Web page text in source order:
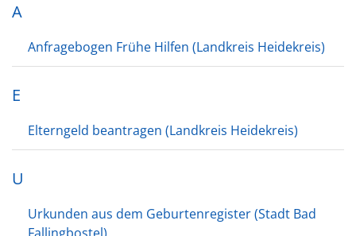
A
Anfragebogen Frühe Hilfen (Landkreis Heidekreis)
E
Elterngeld beantragen (Landkreis Heidekreis)
U
Urkunden aus dem Geburtenregister (Stadt Bad